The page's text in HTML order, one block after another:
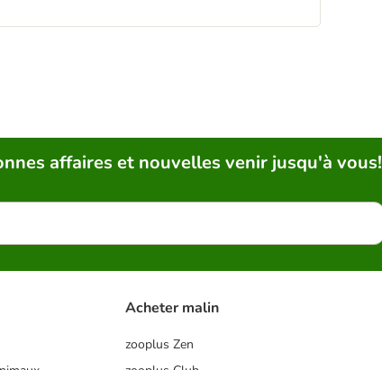
affaires et nouvelles venir jusqu'à vous!
Acheter malin
zooplus Zen